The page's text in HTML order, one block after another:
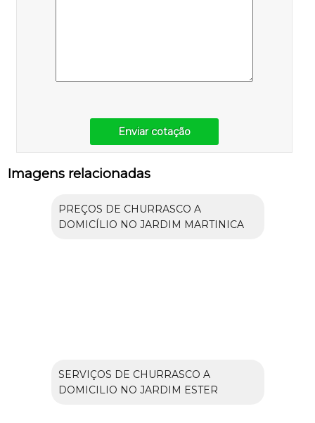
Enviar cotação
Imagens relacionadas
PREÇOS DE CHURRASCO A
DOMICÍLIO NO JARDIM MARTINICA
SERVIÇOS DE CHURRASCO A
DOMICILIO NO JARDIM ESTER